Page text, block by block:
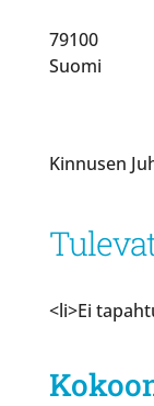
79100
Suomi
Kinnusen
<li>Ei